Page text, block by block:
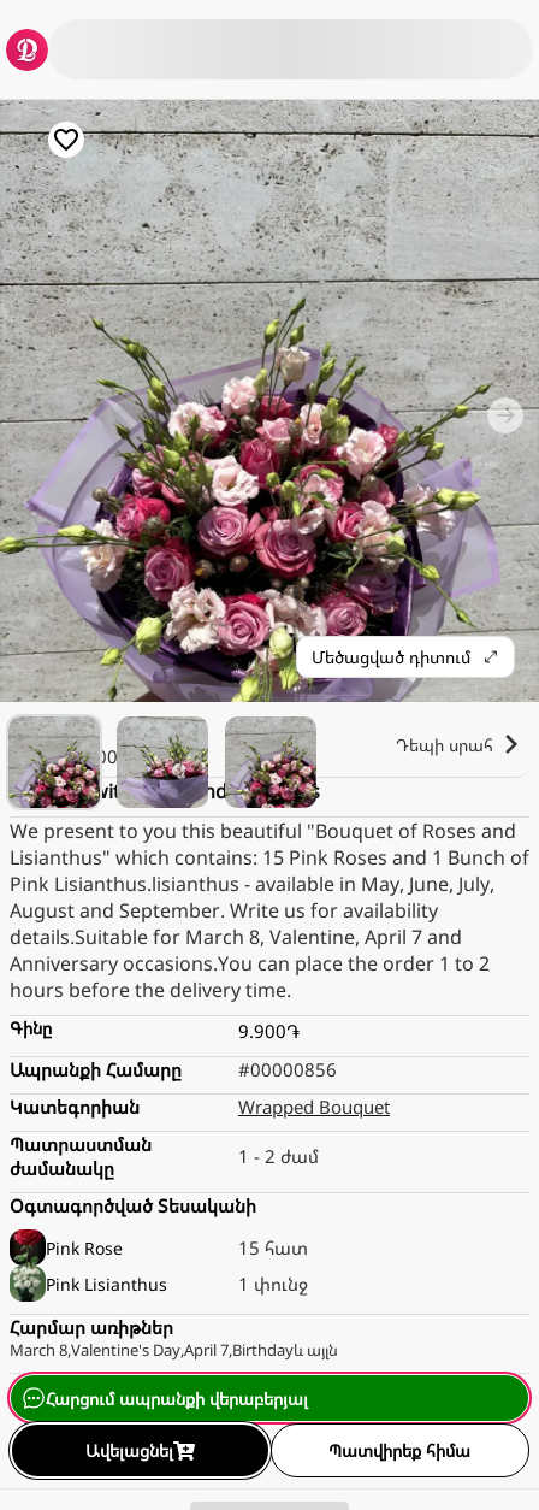
Մեծացված դիտում
Lilith
2.000֏
Դեպի սրահ
Bouquet with roses and lisianthus
We present to you this beautiful "Bouquet of Roses and
Lisianthus" which contains: 15 Pink Roses and 1 Bunch of
Pink Lisianthus.lisianthus - available in May, June, July,
August and September. Write us for availability
details.Suitable for March 8, Valentine, April 7 and
Anniversary occasions.You can place the order 1 to 2
hours before the delivery time.
Գինը
9.900֏
Ապրանքի Համարը
#00000856
Կատեգորիան
Wrapped Bouquet
Պատրաստման
ժամանակը
1 - 2 ժամ
Օգտագործված Տեսականի
Pink Rose 15 հատ
Pink Lisianthus
1 փունջ
Հարմար առիթներ
March 8,Valentine's Day,April 7,Birthdayև այլն
Հարցում ապրանքի վերաբերյալ
Ավելացնել Պատվիրեք հիմա